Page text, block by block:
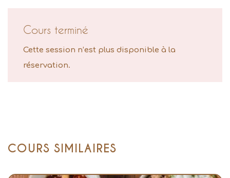
Cours terminé
Cette session n’est plus disponible à la
réservation.
COURS SIMILAIRES